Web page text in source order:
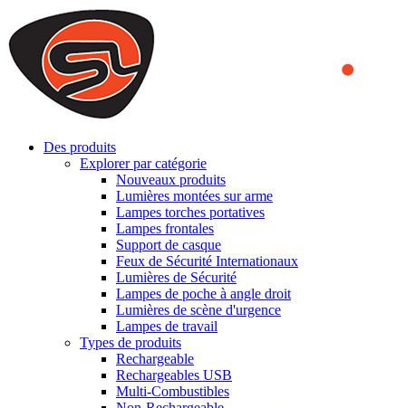
We use cookies to ensure that we provide you the best experience
on our website. By continuing to browse this website, you accept
that cookies are used to help us analyze how the website is used and
to offer you a better experience. To learn more or to find out how
you can disable cookies, you can access our
Des produits
Explorer par catégorie
Nouveaux produits
Lumières montées sur arme
Lampes torches portatives
Lampes frontales
Support de casque
Feux de Sécurité Internationaux
Lumières de Sécurité
Lampes de poche à angle droit
Lumières de scène d'urgence
Lampes de travail
Types de produits
Rechargeable
Rechargeables USB
Multi-Combustibles